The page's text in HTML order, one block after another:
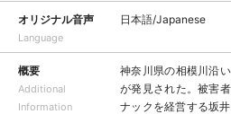
オリジナル音声
Language
日本語/Japanese
概要
Additional
Information
神奈川県の相模川沿
が発見された。被害
ナックを経営する坂